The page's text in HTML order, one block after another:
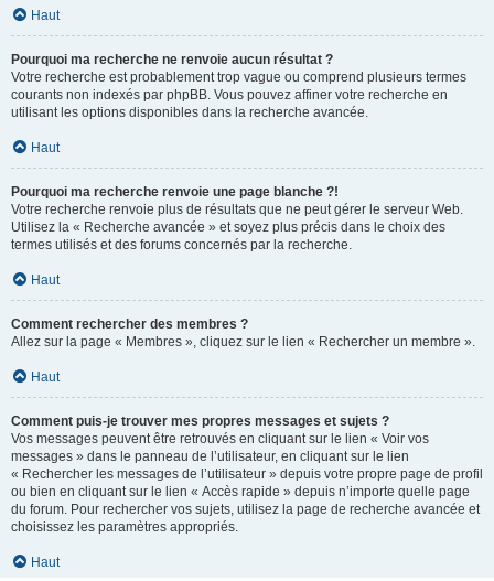
Haut
Pourquoi ma recherche ne renvoie aucun résultat ?
Votre recherche est probablement trop vague ou comprend plusieurs termes
courants non indexés par phpBB. Vous pouvez affiner votre recherche en
utilisant les options disponibles dans la recherche avancée.
Haut
Pourquoi ma recherche renvoie une page blanche ?!
Votre recherche renvoie plus de résultats que ne peut gérer le serveur Web.
Utilisez la « Recherche avancée » et soyez plus précis dans le choix des
termes utilisés et des forums concernés par la recherche.
Haut
Comment rechercher des membres ?
Allez sur la page « Membres », cliquez sur le lien « Rechercher un membre ».
Haut
Comment puis-je trouver mes propres messages et sujets ?
Vos messages peuvent être retrouvés en cliquant sur le lien « Voir vos
messages » dans le panneau de l’utilisateur, en cliquant sur le lien
« Rechercher les messages de l’utilisateur » depuis votre propre page de profil
ou bien en cliquant sur le lien « Accès rapide » depuis n’importe quelle page
du forum. Pour rechercher vos sujets, utilisez la page de recherche avancée et
choisissez les paramètres appropriés.
Haut